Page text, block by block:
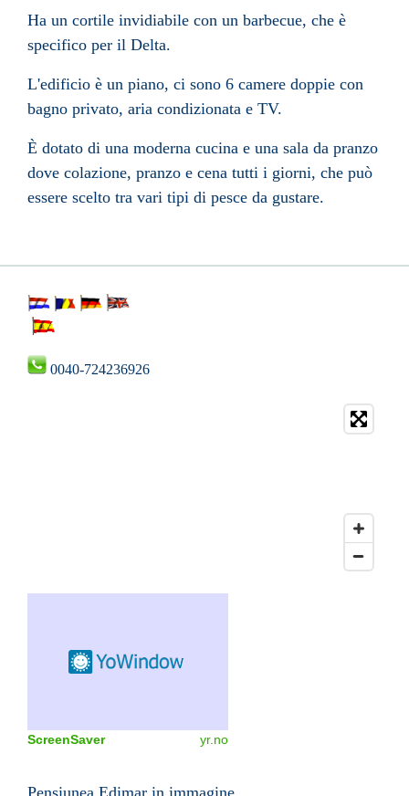
Ha un cortile invidiabile con un barbecue, che è
specifico per il Delta.
L'edificio è un piano, ci sono 6 camere doppie con
bagno privato, aria condizionata e TV.
È dotato di una moderna cucina e una sala da pranzo
dove colazione, pranzo e cena tutti i giorni, che può
essere scelto tra vari tipi di pesce da gustare.
0040-724236926
ScreenSaver yr.no
Pensiunea Edimar in immagine